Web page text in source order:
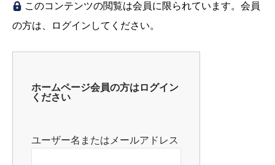
このコンテンツの閲覧は会員に限られています。会員
の方は、ログインしてください。
ホームページ会員の方はログイン
ください
ユーザー名またはメールアドレス